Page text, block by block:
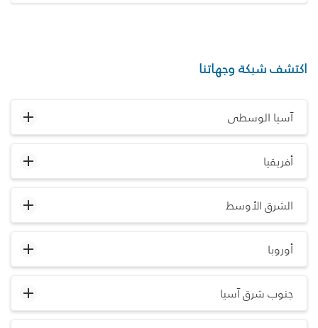
اكتشف شبكة وجهاتنا
آسيا الوسطى
أفريقيا
الشرق الأوسط
أوروبا
جنوب شرق آسيا